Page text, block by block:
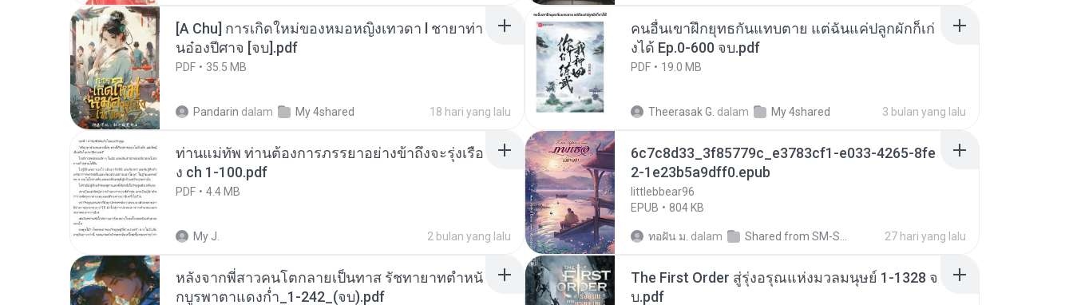
[A Chu] การเกิดใหม่ของหมอหญิงเทวดา l ชายาท่า
นอ๋องปีศาจ [จบ].pdf
PDF 35.5 MB
Pandarin dalam My 4shared 18 hari yang lalu
คนอื่นเขาฝึกยุทธกันแทบตาย แต่ฉันแค่ปลูกผักก็เก่
งได้ Ep.0-600 จบ.pdf
PDF 19.0 MB
Theerasak G. dalam My 4shared 3 bulan yang lalu
ท่านแม่ทัพ ท่านต้องการภรรยาอย่างข้าถึงจะรุ่งเรือ
ง ch 1-100.pdf
PDF 4.4 MB
My J. 2 bulan yang lalu
6c7c8d33_3f85779c_e3783cf1-e033-4265-8fe
2-1e23b5a9dff0.epub
littlebbear96
EPUB
804 KB
ทอฝัน ม. dalam 27 hari yang lalu
หลังจากพี่สาวคนโตกลายเป็นทาส รัชทายาทตำหนั
กบูรพาตาแดงก่ำ_1-242_(จบ).pdf
The First Order สู่รุ่งอรุณแห่งมวลมนุษย์ 1-1328 จ
บ.pdf